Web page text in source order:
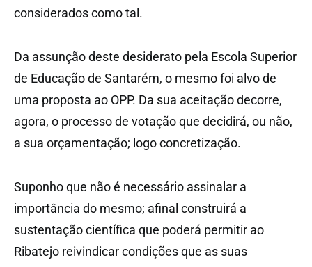
considerados como tal.
Da assunção deste desiderato pela Escola Superior
de Educação de Santarém, o mesmo foi alvo de
uma proposta ao OPP. Da sua aceitação decorre,
agora, o processo de votação que decidirá, ou não,
a sua orçamentação; logo concretização.
Suponho que não é necessário assinalar a
importância do mesmo; afinal construirá a
sustentação científica que poderá permitir ao
Ribatejo reivindicar condições que as suas